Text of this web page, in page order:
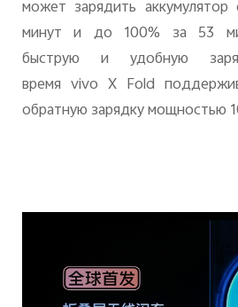
может зарядить
минут и до 100% за 53
быструю и удобную
время vivo X Fold
обратную зарядку мощностью